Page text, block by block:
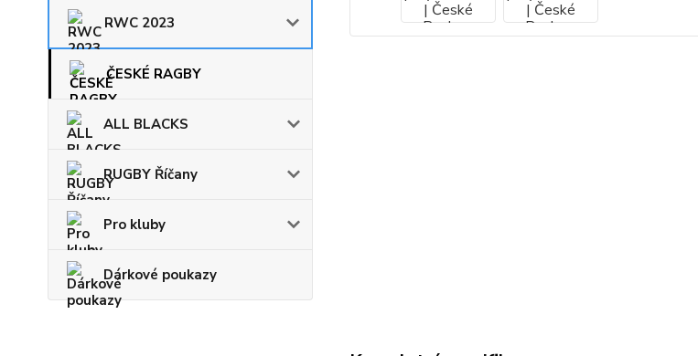
RWC 2023
ČESKÉ RAGBY
ALL BLACKS
RUGBY Říčany
Pro kluby
Dárkové poukazy